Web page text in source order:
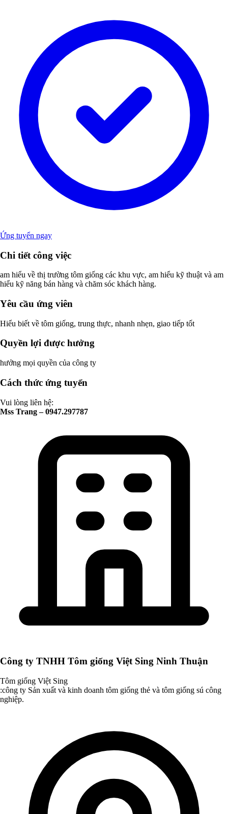
Ứng tuyển ngay
Chi tiết công việc
am hiểu về thị trường tôm giống các khu vực, am hiểu kỹ thuật và am
hiểu kỹ năng bán hàng và chăm sóc khách hàng.
Yêu cầu ứng viên
Hiểu biết về tôm giống, trung thực, nhanh nhẹn, giao tiếp tốt
Quyền lợi được hưởng
hưởng mọi quyền của công ty
Cách thức ứng tuyển
Vui lòng liên hệ:
Mss Trang – 0947.297787
Công ty TNHH Tôm giống Việt Sing Ninh Thuận
Tôm giống Việt Sing
:công ty Sản xuất và kinh doanh tôm giống thẻ và tôm giống sú công
nghiệp.